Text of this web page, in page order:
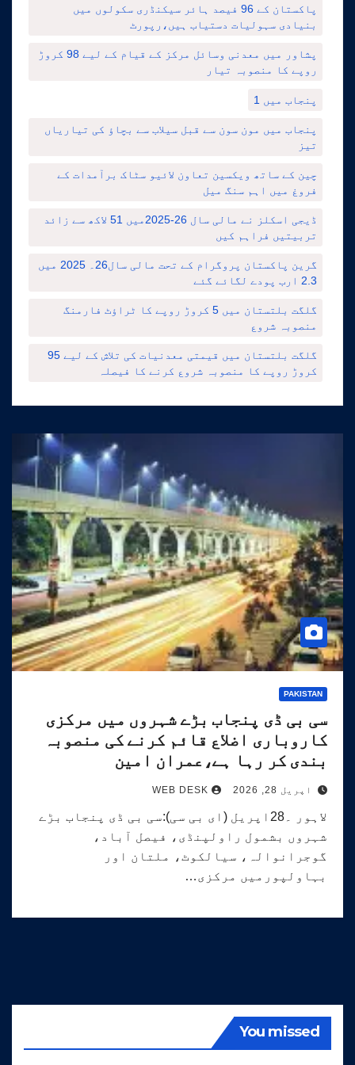
پاکستان کے 96 فیصد ہائر سیکنڈری سکولوں میں
بنیادی سہولیات دستیاب ہیں،رپورٹ
پشاور میں معدنی وسائل مرکز کے قیام کے لیے 98 کروڑ
روپے کا منصوبہ تیار
پنجاب میں 1
پنجاب میں مون سون سے قبل سیلاب سے بچاؤ کی تیاریاں
تیز
چین کے ساتھ ویکسین تعاون لائیو سٹاک برآمدات کے
فروغ میں اہم سنگ میل
ڈیجی اسکلز نے مالی سال 26-2025میں 51 لاکھ سے زائد
تربیتیں فراہم کیں
گرین پاکستان پروگرام کے تحت مالی سال26۔ 2025 میں
2.3 ارب پودے لگائے گئے
گلگت بلتستان میں 5 کروڑ روپے کا ٹراؤٹ فارمنگ
منصوبہ شروع
گلگت بلتستان میں قیمتی معدنیات کی تلاش کے لیے 95
کروڑ روپے کا منصوبہ شروع کرنے کا فیصلہ
PAKISTAN
سی بی ڈی پنجاب بڑے شہروں میں مرکزی
کاروباری اضلاع قائم کرنے کی منصوبہ
بندی کر رہا ہے،عمران امین
اپریل 28, 2026 WEB DESK
لاہور ۔28اپریل (ای بی سی):سی بی ڈی پنجاب بڑے
شہروں بشمول راولپنڈی، فیصل آباد،
گوجرانوالہ، سیالکوٹ، ملتان اور
بہاولپورمیں مرکزی…
You missed